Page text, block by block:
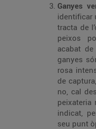
Ganyes
identificar
tracta de
peixos
acabat
ganyes
rosa
de
no, cal
peixateria
indicat,
seu punt